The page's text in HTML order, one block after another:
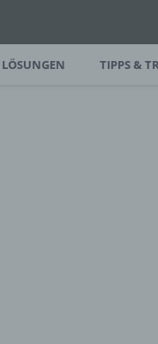
LÖSUNGEN TIPPS &